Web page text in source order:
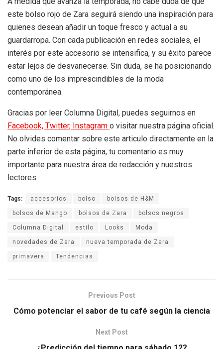
este bolso rojo de Zara seguirá siendo una inspiración para
quienes desean añadir un toque fresco y actual a su
guardarropa. Con cada publicación en redes sociales, el
interés por este accesorio se intensifica, y su éxito parece
estar lejos de desvanecerse. Sin duda, se ha posicionando
como uno de los imprescindibles de la moda
contemporánea.
Gracias por leer Columna Digital, puedes seguirnos en
Facebook, Twitter, Instagram o visitar nuestra página oficial.
No olvides comentar sobre este articulo directamente en la
parte inferior de esta página, tu comentario es muy
importante para nuestra área de redacción y nuestros
lectores.
Tags: accesorios bolso bolsos de H&M
bolsos de Mango bolsos de Zara bolsos negros
Columna Digital estilo Looks Moda
novedades de Zara nueva temporada de Zara
primavera Tendencias
Previous Post
Cómo potenciar el sabor de tu café según la ciencia
Next Post